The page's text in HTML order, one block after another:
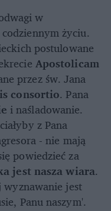
w
życiu.
postulowane
Apostolicam
przez św. Jana
consortio. Pana
i naśladowanie.
z Pana
- nie mają
powiedzieć za
jest nasza wiara.
wyznawanie jest
Panu naszym'.